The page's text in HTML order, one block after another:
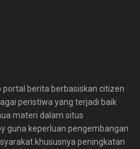
berita berbasiskan citizen
peristiwa yang terjadi baik
materi dalam situs
guna keperluan pengembangan
khususnya peningkatan